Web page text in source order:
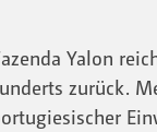
Yalon
zurück.